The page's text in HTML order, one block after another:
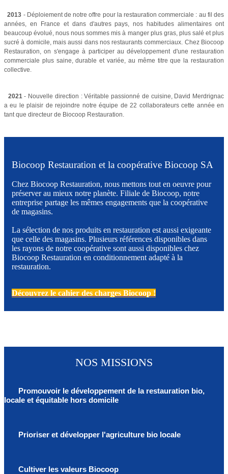
2013 - Déploiement de notre offre pour la restauration commerciale : au fil des
années, en France et dans d'autres pays, nos habitudes alimentaires ont
beaucoup évolué, nous nous sommes mis à manger plus gras, plus salé et plus
sucré à domicile, mais aussi dans nos restaurants commerciaux. Chez Biocoop
Restauration, on s'engage à participer au développement d'une restauration
commerciale plus saine, durable et variée, au même titre que la restauration
collective.
2021- Nouvelle direction : Véritable passionné de cuisine, David Merdrignac
a eu le plaisir de rejoindre notre équipe de 22 collaborateurs cette année en
tant que directeur de Biocoop Restauration.
Biocoop Restauration et la coopérative Biocoop SA
Chez Biocoop Restauration, nous mettons tout en oeuvre pour
préserver au mieux notre planète. Filiale de Biocoop, notre
entreprise partage les mêmes engagements que la coopérative
de magasins.
La sélection de nos produits en restauration est aussi exigeante
que celle des magasins. Plusieurs références disponibles dans
les rayons de notre coopérative sont aussi disponibles chez
Biocoop Restauration en conditionnement adapté à la
restauration.
Découvrez le cahier des charges Biocoop !
NOS MISSIONS
Promouvoir le développement de la restauration bio,
locale et équitable hors domicile
Prioriser et développer l'agriculture bio locale
Cultiver les valeurs Biocoop